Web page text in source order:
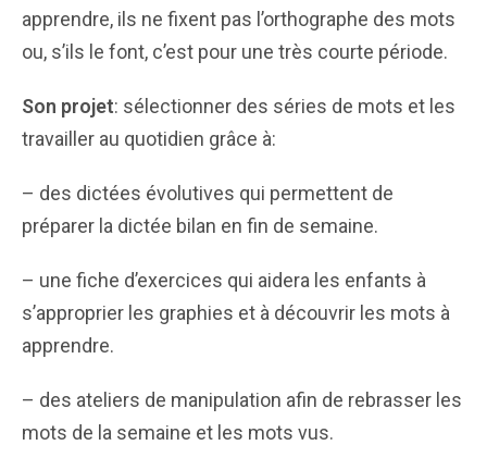
apprendre, ils ne fixent pas l’orthographe des mots
ou, s’ils le font, c’est pour une très courte période.
Son projet: sélectionner des séries de mots et les
travailler au quotidien grâce à:
– des dictées évolutives qui permettent de
préparer la dictée bilan en fin de semaine.
– une fiche d’exercices qui aidera les enfants à
s’approprier les graphies et à découvrir les mots à
apprendre.
– des ateliers de manipulation afin de rebrasser les
mots de la semaine et les mots vus.